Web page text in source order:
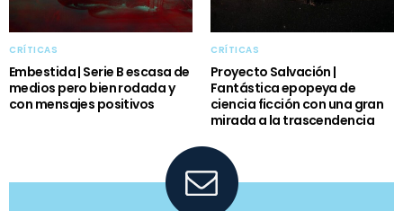
CRÍTICAS
Embestida | Serie B escasa de
medios pero bien rodada y
con mensajes positivos
CRÍTICAS
Proyecto Salvación |
Fantástica epopeya de
ciencia ficción con una gran
mirada a la trascendencia